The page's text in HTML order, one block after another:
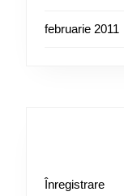
februarie 2011
Înregistrare